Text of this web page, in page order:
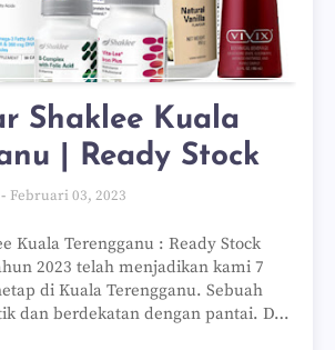
Shaklee Kuala
| Ready Stock
Februari 03, 2023
Kuala Terengganu : Ready Stock
2023 telah menjadikan kami 7
di Kuala Terengganu. Sebuah
dan berdekatan dengan pantai. D…